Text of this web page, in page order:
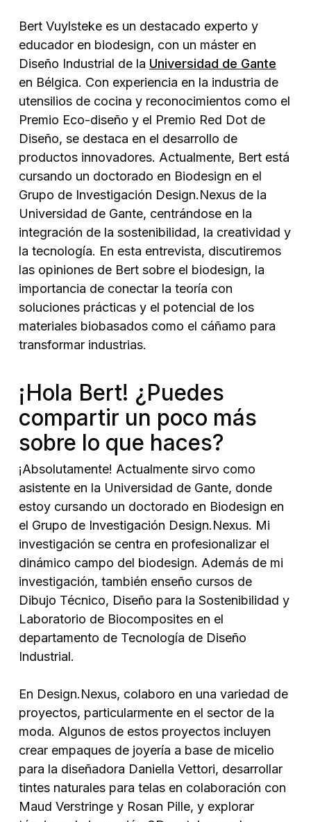
Bert Vuylsteke es un destacado experto y
educador en biodesign, con un máster en
Diseño Industrial de la Universidad de Gante
en Bélgica. Con experiencia en la industria de
utensilios de cocina y reconocimientos como el
Premio Eco-diseño y el Premio Red Dot de
Diseño, se destaca en el desarrollo de
productos innovadores. Actualmente, Bert está
cursando un doctorado en Biodesign en el
Grupo de Investigación Design.Nexus de la
Universidad de Gante, centrándose en la
integración de la sostenibilidad, la creatividad y
la tecnología. En esta entrevista, discutiremos
las opiniones de Bert sobre el biodesign, la
importancia de conectar la teoría con
soluciones prácticas y el potencial de los
materiales biobasados como el cáñamo para
transformar industrias.
¡Hola Bert! ¿Puedes
compartir un poco más
sobre lo que haces?
¡Absolutamente! Actualmente sirvo como
asistente en la Universidad de Gante, donde
estoy cursando un doctorado en Biodesign en
el Grupo de Investigación Design.Nexus. Mi
investigación se centra en profesionalizar el
dinámico campo del biodesign. Además de mi
investigación, también enseño cursos de
Dibujo Técnico, Diseño para la Sostenibilidad y
Laboratorio de Biocomposites en el
departamento de Tecnología de Diseño
Industrial.
En Design.Nexus, colaboro en una variedad de
proyectos, particularmente en el sector de la
moda. Algunos de estos proyectos incluyen
crear empaques de joyería a base de micelio
para la diseñadora Daniella Vettori, desarrollar
tintes naturales para telas en colaboración con
Maud Verstringe y Rosan Pille, y explorar